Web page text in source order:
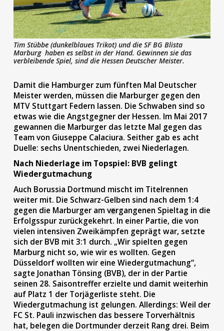
Tim Stübbe (dunkelblaues Trikot) und die SF BG Blista
Marburg haben es selbst in der Hand. Gewinnen sie das
verbleibende Spiel, sind die Hessen Deutscher Meister.
Damit die Hamburger zum fünften Mal Deutscher
Meister werden, müssen die Marburger gegen den
MTV Stuttgart Federn lassen. Die Schwaben sind so
etwas wie die Angstgegner der Hessen. Im Mai 2017
gewannen die Marburger das letzte Mal gegen das
Team von Giuseppe Calaciura. Seither gab es acht
Duelle: sechs Unentschieden, zwei Niederlagen.
Nach Niederlage im Topspiel: BVB gelingt
Wiedergutmachung
Auch Borussia Dortmund mischt im Titelrennen
weiter mit. Die Schwarz-Gelben sind nach dem 1:4
gegen die Marburger am vergangenen Spieltag in die
Erfolgsspur zurückgekehrt. In einer Partie, die von
vielen intensiven Zweikämpfen geprägt war, setzte
sich der BVB mit 3:1 durch. „Wir spielten gegen
Marburg nicht so, wie wir es wollten. Gegen
Düsseldorf wollten wir eine Wiedergutmachung“,
sagte Jonathan Tönsing (BVB), der in der Partie
seinen 28. Saisontreffer erzielte und damit weiterhin
auf Platz 1 der Torjägerliste steht. Die
Wiedergutmachung ist gelungen. Allerdings: Weil der
FC St. Pauli inzwischen das bessere Torverhältnis
hat, belegen die Dortmunder derzeit Rang drei. Beim